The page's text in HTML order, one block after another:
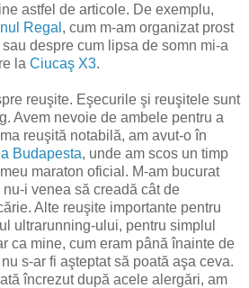
astfel de articole. De exemplu,
Regal , cum m-am organizat prost
sau despre cum lipsa de somn mi-a
la Ciucaş X3.
reuşite. Eşecurile şi reuşitele sunt
Avem nevoie de ambele pentru a
reuşită notabilă, am avut-o în
Budapesta, unde am scos un timp
maraton oficial. M-am bucurat
i venea să creadă cât de
Alte reuşite importante pentru
ultrarunning-ului, pentru simplul
ca mine, cum eram până înainte de
s-ar fi aşteptat să poată aşa ceva.
încrezut după acele alergări, am